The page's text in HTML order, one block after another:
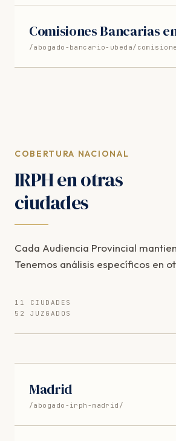
Comisiones Bancarias
/abogado-bancario-ubeda/
COBERTURA NACIONAL
IRPH en otras
ciudades
Cada Audiencia Provincial
Tenemos análisis específicos en
11 CIUDADES
52 JUZGADOS
Madrid
/abogado-irph-madrid/